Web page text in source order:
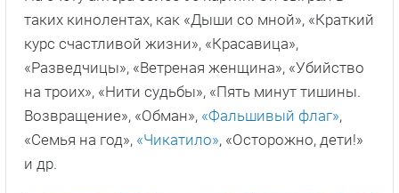
таких кинолентах, как «Дыши со мной», «Краткий
курс счастливой жизни», «Красавица»,
«Разведчицы», «Ветреная женщина», «Убийство
на троих», «Нити судьбы», «Пять минут тишины.
Возвращение», «Обман», «Фальшивый флаг»,
«Семья на год», «Чикатило», «Осторожно, дети!»
и др.